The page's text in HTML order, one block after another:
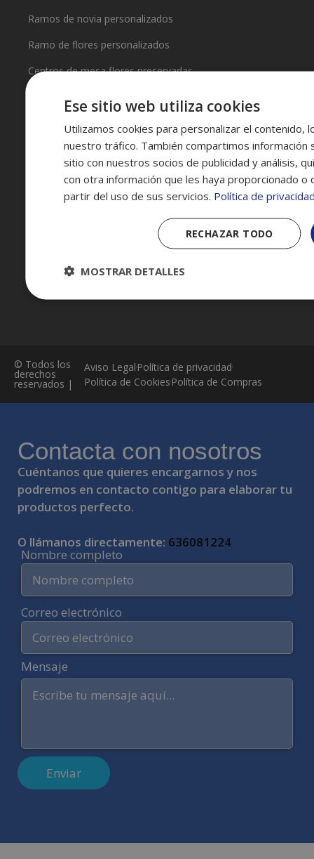
Ramos de novia personalizados
Ramo de flores personalizados
Centros de mesa flores preservadas
Enlaces de interés
Condiciones generales
Política de privacidad
Contacto
© Todos los
derechos
reservados |
Aviso LegalPolítica de privacidad
Política de CookiesPolítica de Compras
Contacta con nosotros
Cuéntanos que quieres encargarnos y nos
podremos en contacto contigo para elaborar tu
productos perfecto.
O llámanos directamente: 636081224
Nombre completo
Correo electrónico
Mensaje
Ese sitio web utiliza cookies
Utilizamos cookies para personalizar el contenido,
nuestro tráfico. También compartimos información
sitio con nuestros socios de publicidad y análisis,
con otra información que les haya proporcionado o
partir del uso de sus servicios. Política de
RECHAZAR TODO
MOSTRAR DETALLES